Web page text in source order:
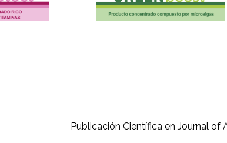
Publicación Científica en Journal of